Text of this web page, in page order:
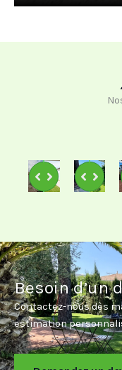
Besoin d’un
Contactez-nous dès
estimation